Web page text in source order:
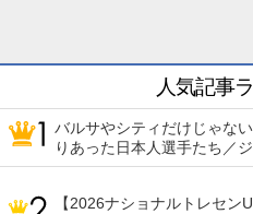
人気記事
バルサやシティだけじゃな
りあった日本人選手たち／
【2026ナショナルトレセン